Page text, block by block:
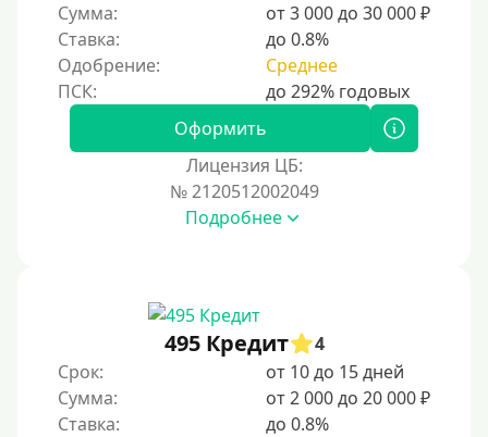
Сумма:
от 3 000 до 30 000 ₽
Ставка:
до 0.8%
Одобрение:
Среднее
Оформить
Лицензия ЦБ:
№ 2120512002049
Подробнее
495 Кредит
4
Срок:
от 10 до 15 дней
Сумма:
от 2 000 до 20 000 ₽
Ставка:
до 0.8%